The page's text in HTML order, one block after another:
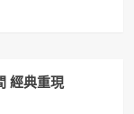
經典重現